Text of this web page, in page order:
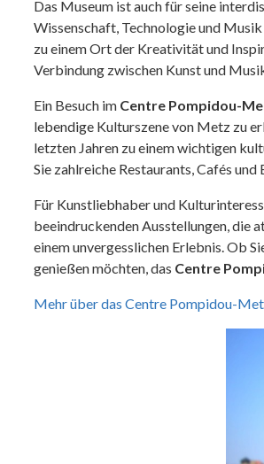
Das Museum ist auch für seine
Wissenschaft, Technologie und
zu einem Ort der Kreativität und
Verbindung zwischen Kunst und
Ein Besuch im Centre Pompidou-
lebendige Kulturszene von Metz zu
letzten Jahren zu einem wichtigen
Sie zahlreiche Restaurants, Cafés
Für Kunstliebhaber und
beeindruckenden Ausstellungen, die
einem unvergesslichen Erlebnis. Ob
genießen möchten, das Centre
Mehr über das Centre Pompidou-